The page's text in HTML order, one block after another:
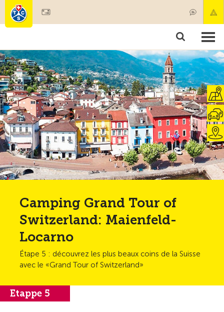
Membres & prestations
Tests, sécurité & santé
Camping Grand Tour of
Switzerland: Maienfeld-
Locarno
Étape 5 : découvrez les plus beaux coins de la Suisse
avec le «Grand Tour of Switzerland»
Etappe 5